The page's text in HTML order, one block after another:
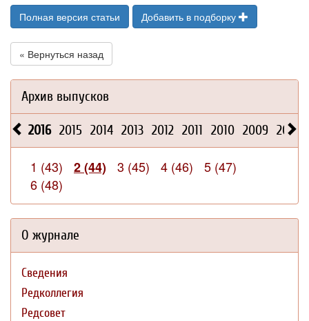
Полная версия статьи Добавить в подборку
« Вернуться назад
Архив выпусков
2016 2015 2014 2013 2012 2011 2010 2009 2008
1 (43) 2 (44) 3 (45) 4 (46)
5 (47)
6 (48)
О журнале
Сведения
Редколлегия
Редсовет